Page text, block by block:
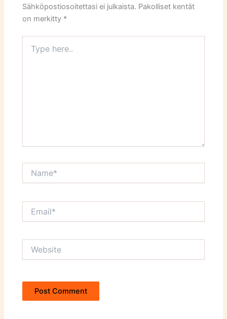
Sähköpostiosoitettasi ei julkaista. Pakolliset kentät
on merkitty *
here..